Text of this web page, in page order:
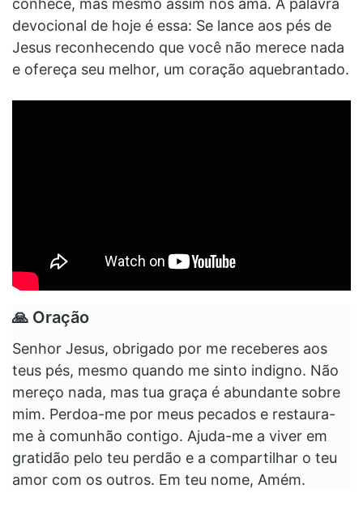
devocional de hoje é essa: Se lance aos pés de
Jesus reconhecendo que você não merece nada
e ofereça seu melhor, um coração aquebrantado.
🙏 Oração
Senhor Jesus, obrigado por me receberes aos
teus pés, mesmo quando me sinto indigno. Não
mereço nada, mas tua graça é abundante sobre
mim. Perdoa-me por meus pecados e restaura-
me à comunhão contigo. Ajuda-me a viver em
gratidão pelo teu perdão e a compartilhar o teu
amor com os outros. Em teu nome, Amém.